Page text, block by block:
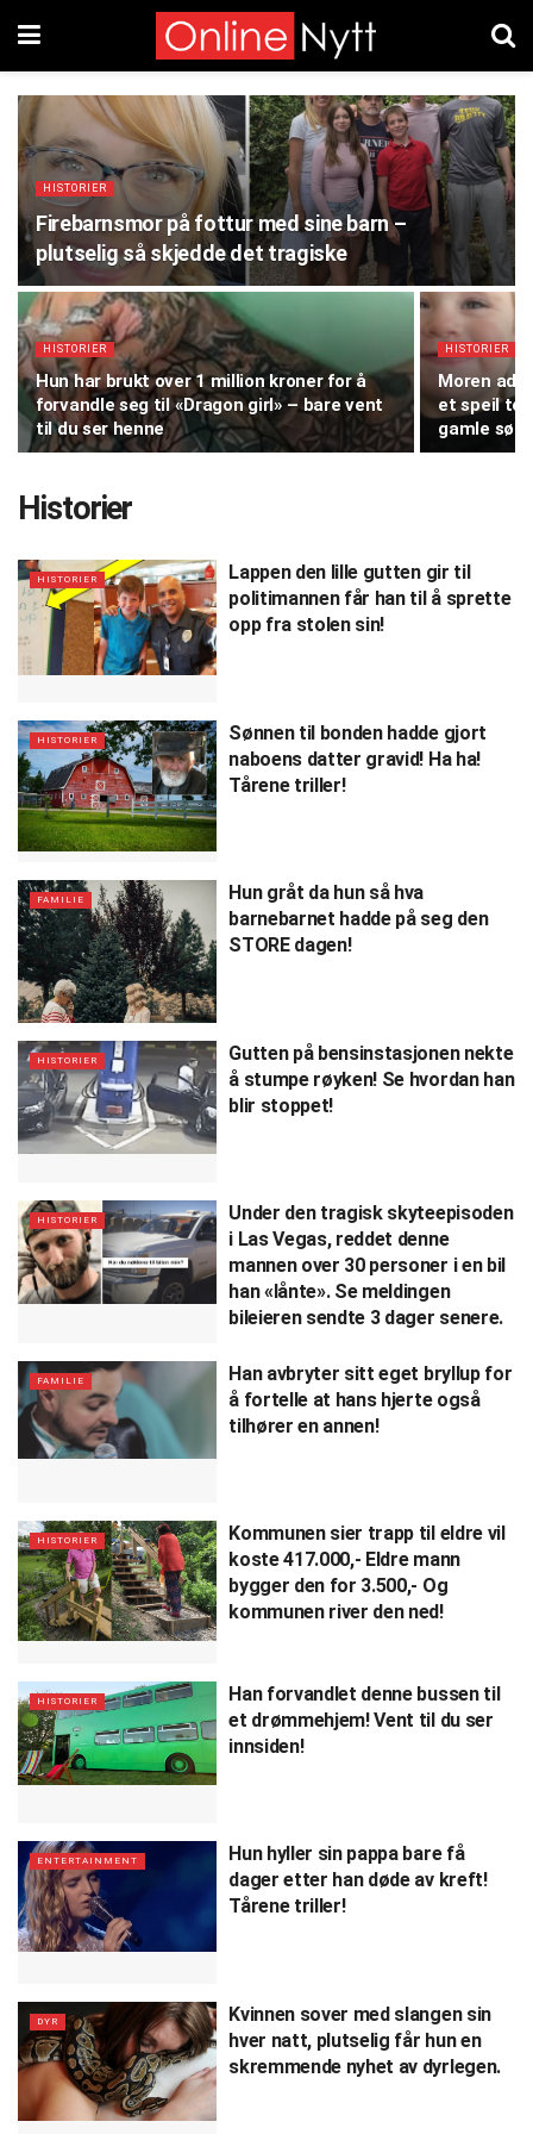
HISTORIER
Firebarnsmor på fottur med sine barn –
plutselig så skjedde det tragiske
HISTORIER
Hun har brukt over 1 million kroner for å
forvandle seg til «Dragon girl» – bare vent
til du ser henne
HISTORIER
Moren
et speil
gamle
Historier
HISTORIER
Lappen den lille gutten gir til
politimannen får han til å sprette
opp fra stolen sin!
HISTORIER
Sønnen til bonden hadde gjort
naboens datter gravid! Ha ha!
Tårene triller!
FAMILIE
Hun gråt da hun så hva
barnebarnet hadde på seg den
STORE dagen!
HISTORIER
Gutten på bensinstasjonen nekte
å stumpe røyken! Se hvordan han
blir stoppet!
HISTORIER
Under den tragisk skyteepisoden
i Las Vegas, reddet denne
mannen over 30 personer i en bil
han «lånte». Se meldingen
bileieren sendte 3 dager senere.
FAMILIE
Han avbryter sitt eget bryllup for
å fortelle at hans hjerte også
tilhører en annen!
HISTORIER
Kommunen sier trapp til eldre vil
koste 417.000,- Eldre mann
bygger den for 3.500,- Og
kommunen river den ned!
HISTORIER
Han forvandlet denne bussen til
et drømmehjem! Vent til du ser
innsiden!
ENTERTAINMENT
Hun hyller sin pappa bare få
dager etter han døde av kreft!
Tårene triller!
DYR
Kvinnen sover med slangen sin
hver natt, plutselig får hun en
skremmende nyhet av dyrlegen.